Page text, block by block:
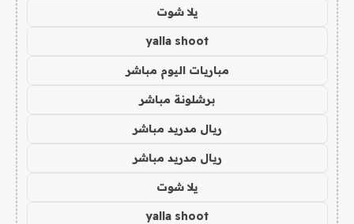
يلا شوت
yalla shoot
مباريات اليوم مباشر
برشلونة مباشر
ريال مدريد مباشر
ريال مدريد مباشر
يلا شوت
yalla shoot